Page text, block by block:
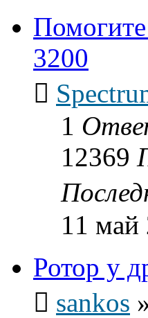
3200
1
12369
11 май
Ротор у
sankos